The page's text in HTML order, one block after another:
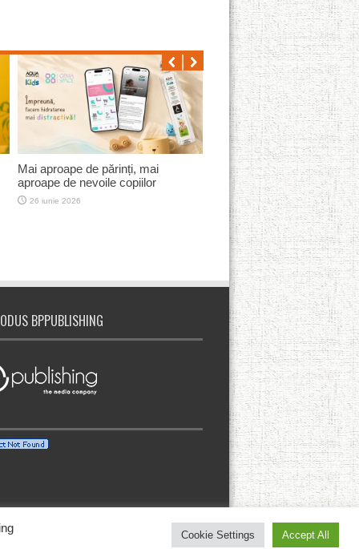
Mini pack-uri de batoane proteice
pentru un stil de viață activ
14 aprilie 2026
BPPUBLISHING
Cookie Settings Accept All